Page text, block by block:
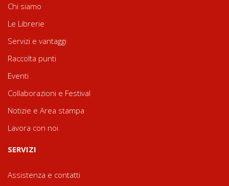
Chi siamo
Le Librerie
Servizi e vantaggi
Raccolta punti
Eventi
Collaborazioni e Festival
Notizie e Area stampa
Lavora con noi
SERVIZI
Assistenza e contatti